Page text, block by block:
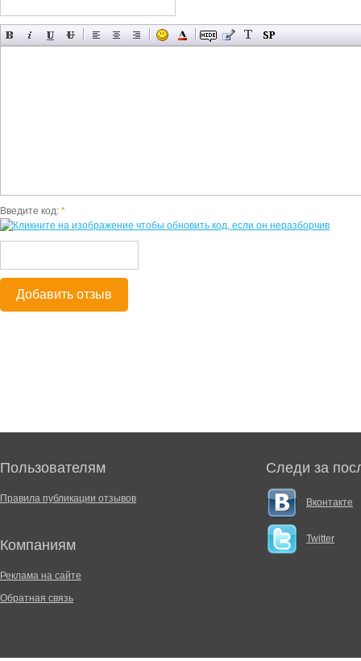
Введите код: *
Добавить отзыв
Пользователям
Правила публикации отзывов
Компаниям
Реклама на сайте
Обратная связь
Следи за
Вконтакте
Twitter